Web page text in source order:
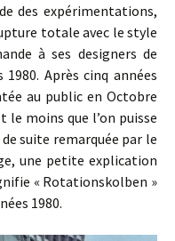
des expérimentations,
totale avec le style
à ses designers de
Après cinq années
au public en Octobre
le moins que l’on puisse
suite remarquée par le
une petite explication
« Rotationskolben »
1980.